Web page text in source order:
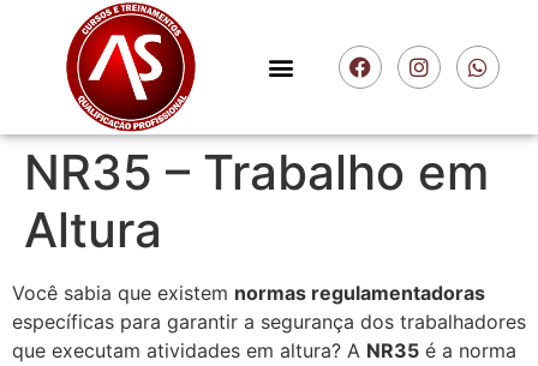
NR35 – Trabalho em
Altura
Você sabia que existem normas regulamentadoras
específicas para garantir a segurança dos trabalhadores
que executam atividades em altura? A NR35 é a norma